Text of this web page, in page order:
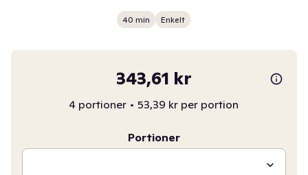
40 min Enkelt
343,61 kr
4 portioner • 53,39 kr per portion
Portioner